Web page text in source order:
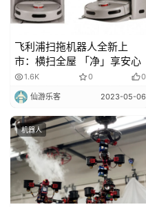
飞利浦扫拖机器人全新上
市：横扫全屋 「净」享安心
1.6K 0 0
仙游乐客 2023-05-06
机器人